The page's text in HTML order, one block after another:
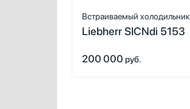
Встраиваемый холодильник
Liebherr SICNdi 5153
200 000 руб.